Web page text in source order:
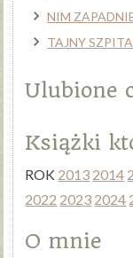
NIM
TAJNY
Ulubione
Książki
ROK 2013 2014
2022 2023 2024
O mnie